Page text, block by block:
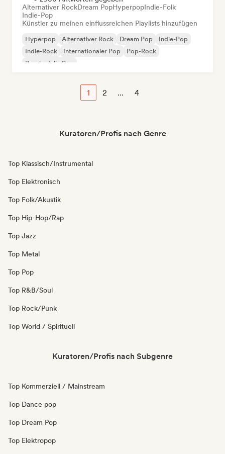
Alternativer RockDream PopHyperpopIndie-Folk
Indie-Pop
Künstler zu meinen einflussreichen Playlists hinzufügen
Hyperpop Alternativer Rock Dream Pop
Indie-Pop
Indie-Rock
Internationaler Pop
Pop-Rock
Psychedelic Pop
1 2 ... 4
Kuratoren/Profis nach Genre
Top Klassisch/Instrumental
Top Elektronisch
Top Folk/Akustik
Top Hip-Hop/Rap
Top Jazz
Top Metal
Top Pop
Top R&B/Soul
Top Rock/Punk
Top World / Spirituell
Kuratoren/Profis nach Subgenre
Top Kommerziell / Mainstream
Top Dance pop
Top Dream Pop
Top Elektropop